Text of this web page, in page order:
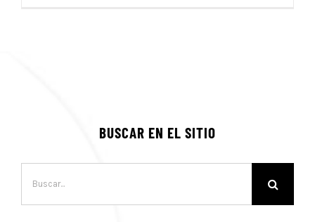
BUSCAR EN EL SITIO